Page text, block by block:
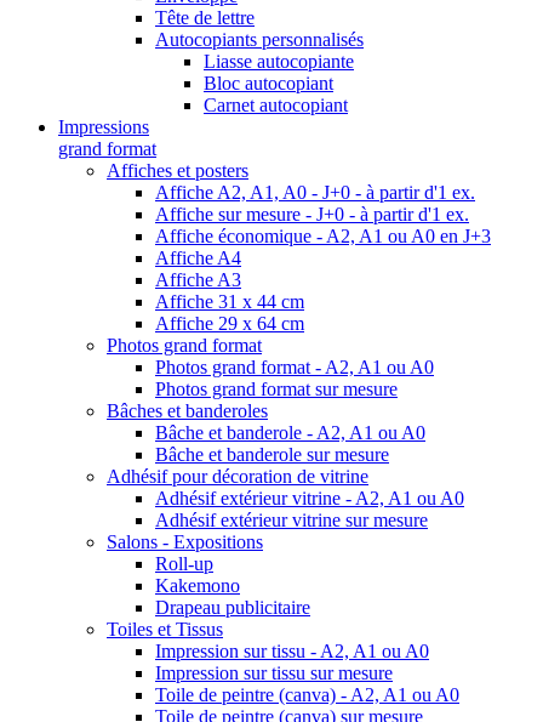
Tête de lettre
Autocopiants personnalisés
Liasse autocopiante
Bloc autocopiant
Carnet autocopiant
Impressions
grand format
Affiches et posters
Affiche A2, A1, A0 - J+0 - à partir d'1 ex.
Affiche sur mesure - J+0 - à partir d'1 ex.
Affiche économique - A2, A1 ou A0 en J+3
Affiche A4
Affiche A3
Affiche 31 x 44 cm
Affiche 29 x 64 cm
Photos grand format
Photos grand format - A2, A1 ou A0
Photos grand format sur mesure
Bâches et banderoles
Bâche et banderole - A2, A1 ou A0
Bâche et banderole sur mesure
Adhésif pour décoration de vitrine
Adhésif extérieur vitrine - A2, A1 ou A0
Adhésif extérieur vitrine sur mesure
Salons - Expositions
Roll-up
Kakemono
Drapeau publicitaire
Toiles et Tissus
Impression sur tissu - A2, A1 ou A0
Impression sur tissu sur mesure
Toile de peintre (canva) - A2, A1 ou A0
Toile de peintre (canva) sur mesure